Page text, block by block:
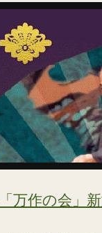
万作の会」